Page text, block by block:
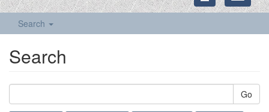
Search
Search
Go